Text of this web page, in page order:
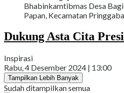
Bhabinkamtibmas Desa
Papan, Kecamatan
Dukung Asta Cita
Inspirasi
Rabu, 4 Desember 2024 | 13:00
Tampilkan Lebih Banyak
Sudah ditampilkan semua